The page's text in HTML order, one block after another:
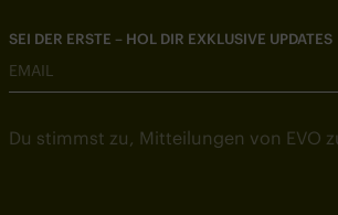
SEI DER ERSTE – HOL DIR EXKLUSIVE UPDATES
EMAIL
Du stimmst zu, Mitteilungen von EVO